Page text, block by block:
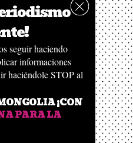
seguir haciendo
informaciones
haciéndole STOP al
¡CON
PARA LA